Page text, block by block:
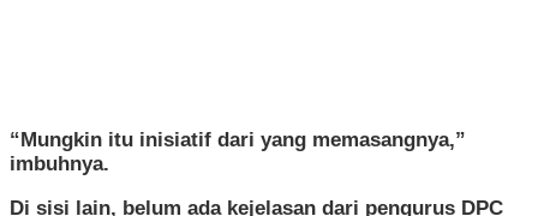
“Mungkin itu inisiatif dari yang memasangnya,”
imbuhnya.
Di sisi lain, belum ada kejelasan dari pengurus DPC